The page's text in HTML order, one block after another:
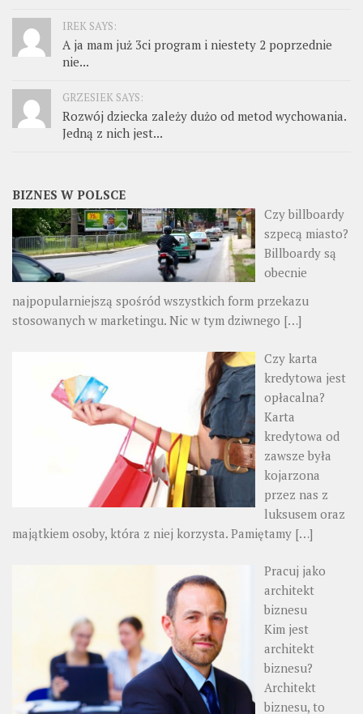
IREK SAYS:
A ja mam już 3ci program i niestety 2 poprzednie
nie...
GRZESIEK SAYS:
Rozwój dziecka zależy dużo od metod wychowania.
Jedną z nich jest...
BIZNES W POLSCE
Czy billboardy
szpecą miasto?
Billboardy są
obecnie
najpopularniejszą spośród wszystkich form przekazu
stosowanych w marketingu. Nic w tym dziwnego […]
Czy karta
kredytowa jest
opłacalna?
Karta
kredytowa od
zawsze była
kojarzona
przez nas z
luksusem oraz
majątkiem osoby, która z niej korzysta. Pamiętamy […]
Pracuj jako
architekt
biznesu
Kim jest
architekt
biznesu?
Architekt
biznesu, to